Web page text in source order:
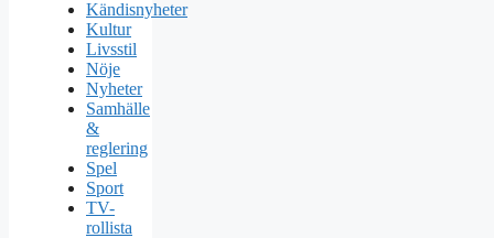
Kändisnyheter
Kultur
Livsstil
Nöje
Nyheter
Samhälle
&
reglering
Spel
Sport
TV-
rollista